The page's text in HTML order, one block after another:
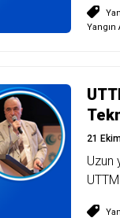
Yangın
21
Uzun